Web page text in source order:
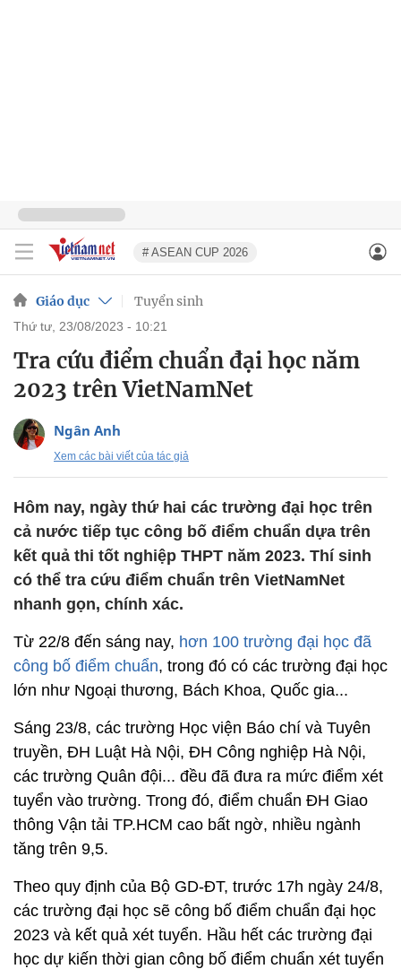
# ASEAN CUP 2026
Giáo dục Tuyển sinh
thứ tư, 23/08/2023 - 10:21
Tra cứu điểm chuẩn đại học năm
2023 trên VietNamNet
Ngân Anh
Xem các bài viết của tác giả
Hôm nay, ngày thứ hai các trường đại học trên
cả nước tiếp tục công bố điểm chuẩn dựa trên
kết quả thi tốt nghiệp THPT năm 2023. Thí sinh
có thể tra cứu điểm chuẩn trên VietNamNet
nhanh gọn, chính xác.
Từ 22/8 đến sáng nay, hơn 100 trường đại học đã
công bố điểm chuẩn, trong đó có các trường đại học
lớn như Ngoại thương, Bách Khoa, Quốc gia...
Sáng 23/8, các trường Học viện Báo chí và Tuyên
truyền, ĐH Luật Hà Nội, ĐH Công nghiệp Hà Nội,
các trường Quân đội... đều đã đưa ra mức điểm xét
tuyển vào trường. Trong đó, điểm chuẩn ĐH Giao
thông Vận tải TP.HCM cao bất ngờ, nhiều ngành
tăng trên 9,5.
Theo quy định của Bộ GD-ĐT, trước 17h ngày 24/8,
các trường đại học sẽ công bố điểm chuẩn đại học
2023 và kết quả xét tuyển. Hầu hết các trường đại
học dự kiến thời gian công bố điểm chuẩn xét tuyển